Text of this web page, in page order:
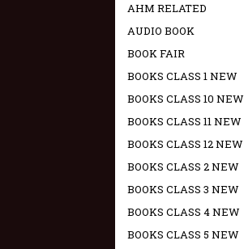
AHM RELATED
AUDIO BOOK
BOOK FAIR
BOOKS CLASS 1 NEW
BOOKS CLASS 10 NEW
BOOKS CLASS 11 NEW
BOOKS CLASS 12 NEW
BOOKS CLASS 2 NEW
BOOKS CLASS 3 NEW
BOOKS CLASS 4 NEW
BOOKS CLASS 5 NEW